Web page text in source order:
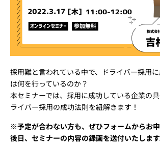
採用難と言われている中で、ドライバー採用
は何を行っているのか？
本セミナーでは、採用に成功している企業の
ライバー採用の成功法則を紐解きます！
※予定が合わない方も、ぜひフォームからお申
後日、セミナーの内容の録画を送付いたします